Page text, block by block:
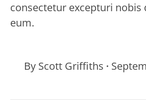
consectetur excepturi nobis
eum.
By Scott Griffiths